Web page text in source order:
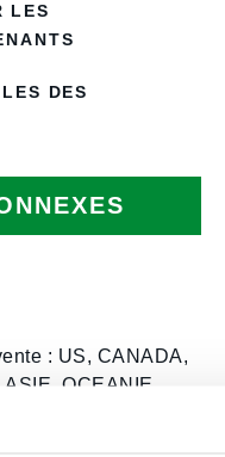
LES
DES
: US, CANADA,
OCEANIE,